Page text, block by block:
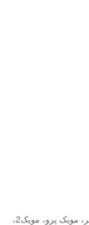
هلدر تبلت رادیو قابل استفاده برای سری مویک ایر، مویک پرو، مویک2،